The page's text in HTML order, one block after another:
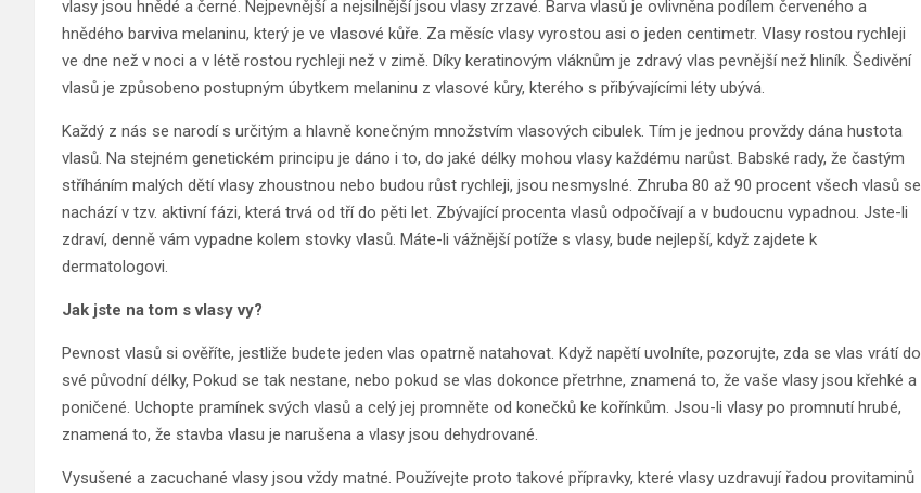
vlasy jsou hnědé a černé. Nejpevnější a nejsilnější jsou vlasy zrzavé. Barva vlasů je ovlivněna podílem červeného a
hnědého barviva melaninu, který je ve vlasové kůře. Za měsíc vlasy vyrostou asi o jeden centimetr. Vlasy rostou rychleji
ve dne než v noci a v létě rostou rychleji než v zimě. Díky keratinovým vláknům je zdravý vlas pevnější než hliník. Šedivění
vlasů je způsobeno postupným úbytkem melaninu z vlasové kůry, kterého s přibývajícími léty ubývá.
Každý z nás se narodí s určitým a hlavně konečným množstvím vlasových cibulek. Tím je jednou provždy dána hustota
vlasů. Na stejném genetickém principu je dáno i to, do jaké délky mohou vlasy každému narůst. Babské rady, že častým
stříháním malých dětí vlasy zhoustnou nebo budou růst rychleji, jsou nesmyslné. Zhruba 80 až 90 procent všech vlasů se
nachází v tzv. aktivní fázi, která trvá od tří do pěti let. Zbývající procenta vlasů odpočívají a v budoucnu vypadnou. Jste-li
zdraví, denně vám vypadne kolem stovky vlasů. Máte-li vážnější potíže s vlasy, bude nejlepší, když zajdete k
dermatologovi.
Jak jste na tom s vlasy vy?
Pevnost vlasů si ověříte, jestliže budete jeden vlas opatrně natahovat. Když napětí uvolníte, pozorujte, zda se vlas vrátí do
své původní délky, Pokud se tak nestane, nebo pokud se vlas dokonce přetrhne, znamená to, že vaše vlasy jsou křehké a
poničené. Uchopte pramínek svých vlasů a celý jej promněte od konečků ke kořínkům. Jsou-li vlasy po promnutí hrubé,
znamená to, že stavba vlasu je narušena a vlasy jsou dehydrované.
Vysušené a zacuchané vlasy jsou vždy matné. Používejte proto takové přípravky, které vlasy uzdravují řadou provitaminů